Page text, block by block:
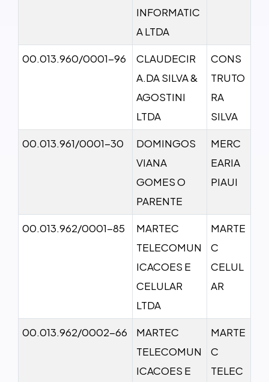
INFORMATIC
A LTDA
00.013.960/0001-96
CLAUDECIR
A.DA SILVA &
AGOSTINI
LTDA
CONS
TRUTO
RA
SILVA
00.013.961/0001-30
DOMINGOS
VIANA
GOMES O
PARENTE
MERC
EARIA
PIAUI
00.013.962/0001-85
MARTEC
TELECOMUN
ICACOES E
CELULAR
LTDA
MARTE
C
CELUL
AR
00.013.962/0002-66
MARTEC
TELECOMUN
ICACOES E
MARTE
C
TELEC